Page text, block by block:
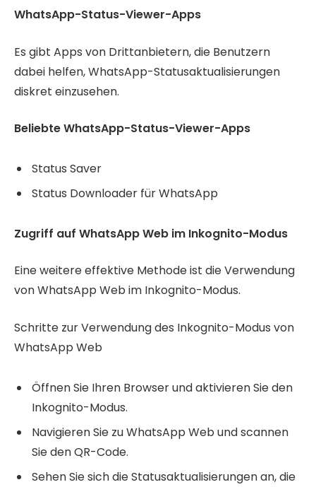
WhatsApp-Status-Viewer-Apps
Es gibt Apps von Drittanbietern, die Benutzern
dabei helfen, WhatsApp-Statusaktualisierungen
diskret einzusehen.
Beliebte WhatsApp-Status-Viewer-Apps
Status Saver
Status Downloader für WhatsApp
Zugriff auf WhatsApp Web im Inkognito-Modus
Eine weitere effektive Methode ist die Verwendung
von WhatsApp Web im Inkognito-Modus.
Schritte zur Verwendung des Inkognito-Modus von
WhatsApp Web
Öffnen Sie Ihren Browser und aktivieren Sie den
Inkognito-Modus.
Navigieren Sie zu WhatsApp Web und scannen
Sie den QR-Code.
Sehen Sie sich die Statusaktualisierungen an, die